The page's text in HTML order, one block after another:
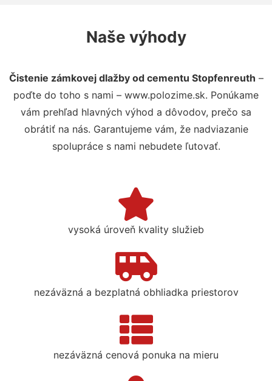
Naše výhody
Čistenie zámkovej dlažby od cementu Stopfenreuth –
poďte do toho s nami – www.polozime.sk. Ponúkame
vám prehľad hlavných výhod a dôvodov, prečo sa
obrátiť na nás. Garantujeme vám, že nadviazanie
spolupráce s nami nebudete ľutovať.
vysoká úroveň kvality služieb
nezáväzná a bezplatná obhliadka priestorov
nezáväzná cenová ponuka na mieru